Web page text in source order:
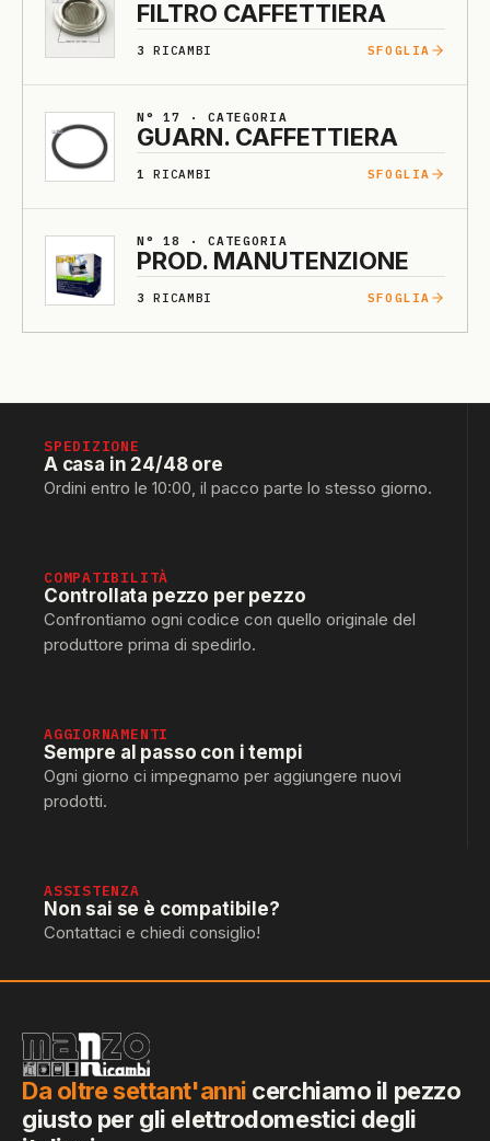
FILTRO CAFFETTIE­RA
3 RICAMBI SFOGLIA
N° 17 · CATEGORIA
GUARN. CAFFETTIE­RA
1 RICAMBI SFOGLIA
N° 18 · CATEGORIA
PROD. MA­NU­TENZIO­NE
3 RICAMBI SFOGLIA
SPEDIZIONE
A casa in 24/48 ore
Ordini entro le 10:00, il pacco parte lo stesso giorno.
COMPATIBILITÀ
Controllata pezzo per pezzo
Confrontiamo ogni codice con quello originale del
produttore prima di spedirlo.
AGGIORNAMENTI
Sempre al passo con i tempi
Ogni giorno ci impegnamo per aggiungere nuovi
prodotti.
ASSISTENZA
Non sai se è compatibile?
Contattaci e chiedi consiglio!
Da oltre settant'anni cerchiamo il pezzo
giusto per gli elettrodomestici degli